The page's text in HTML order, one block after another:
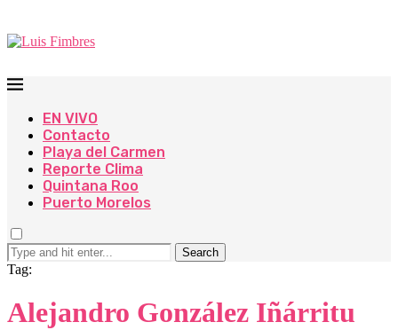
EN VIVO
Contacto
Playa del Carmen
Reporte Clima
Quintana Roo
Puerto Morelos
Search
Tag:
Alejandro González Iñárritu